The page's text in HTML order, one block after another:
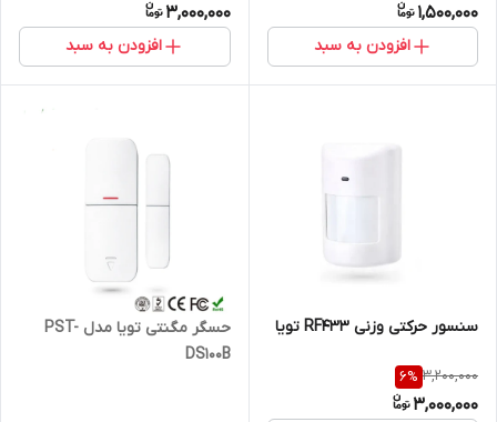
1,500,000
افزودن به سبد
3,000,000
افزودن به سبد
سنسور حرکتی وزنی RF433 تویا
3,200,000
6%
3,000,000
حسگر مگنتی تویا مدل PST-
DS100B